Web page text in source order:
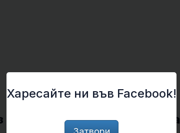
ефикасен от тези в мозъка
Харесайте ни във Facebook!